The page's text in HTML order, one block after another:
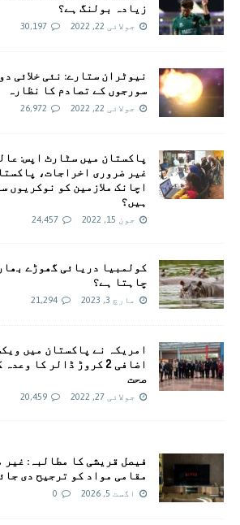
زیادہ بولنگ ہے؟
جولائی 22, 2022 30,197
نیوٹران ستارے: نئی خلائی
سورجوں کے تصادم کا نظارہ
جولائی 22, 2022 26,972
پاکستان میں سٹارٹ اپس:
غیر ضروری اخراجات،
اچانک ملازمین کو نوکریوں
ہیں؟
جون 15, 2022 24,457
کولمبیا دریائی گھوڑے
چاہتا ہے؟
مارچ 3, 2023 21,294
امريکہ نے پاکستان میں
اضافی 2 کروڑ ڈالر کا
صحت
جولائی 27, 2022 20,459
فیصل قریشی کا مطالبہ: غیر
مقامی مواد کو ترجیح دی
اگست 5, 2026 0